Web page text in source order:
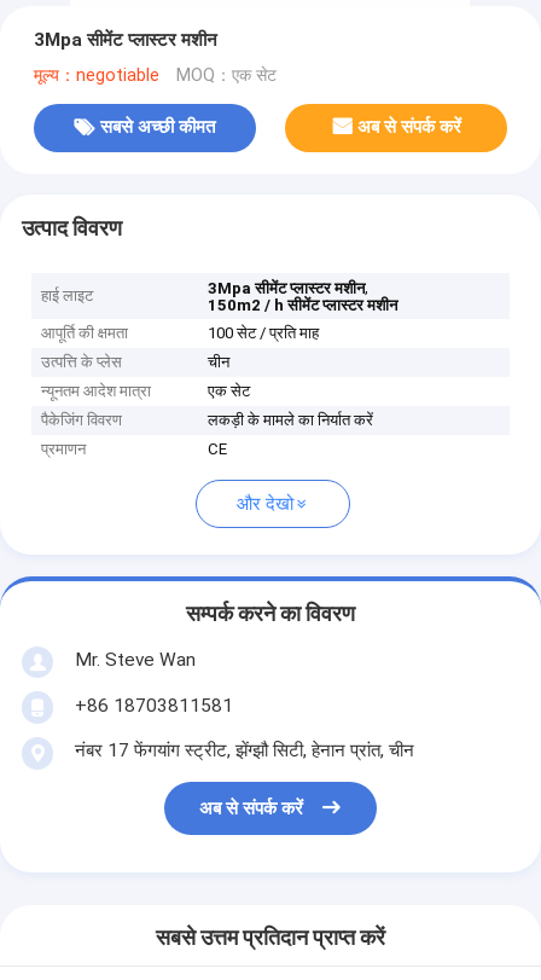
3Mpa सीमेंट प्लास्टर मशीन
मूल्य：negotiable MOQ：एक सेट
सबसे अच्छी कीमत अब से संपर्क करें
उत्पाद विवरण
हाई लाइट 3Mpa सीमेंट प्लास्टर मशीन,
150m2 / h सीमेंट प्लास्टर मशीन
आपूर्ति की क्षमता
100 सेट / प्रति माह
उत्पत्ति के प्लेस
चीन
न्यूनतम आदेश मात्रा
एक सेट
पैकेजिंग विवरण
लकड़ी के मामले का निर्यात करें
प्रमाणन
CE
और देखो
सम्पर्क करने का विवरण
Mr. Steve Wan
+86 18703811581
नंबर 17 फेंगयांग स्ट्रीट, झेंग्झौ सिटी, हेनान प्रांत, चीन
अब से संपर्क करें
सबसे उत्तम प्रतिदान प्राप्त करें